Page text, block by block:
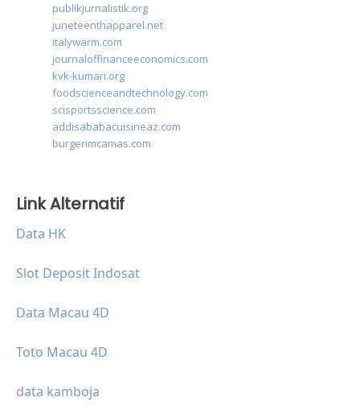
publikjurnalistik.org
juneteenthapparel.net
italywarm.com
journaloffinanceeconomics.com
kvk-kumari.org
foodscienceandtechnology.com
scisportsscience.com
addisababacuisineaz.com
burgerimcamas.com
Link Alternatif
Data HK
Slot Deposit Indosat
Data Macau 4D
Toto Macau 4D
data kamboja